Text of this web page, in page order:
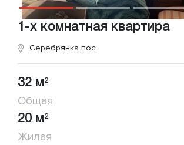
1-х комнатная квартира
Серебрянка пос.
32 м2
Общая
20 м2
Жилая